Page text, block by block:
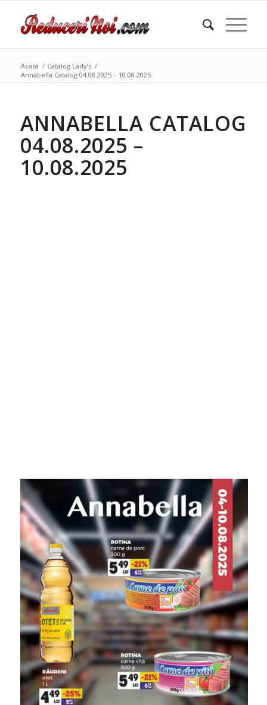
Acasa / Catalog Lady’s /
Annabella Catalog 04.08.2025 – 10.08.2025
ANNABELLA CATALOG
04.08.2025 –
10.08.2025